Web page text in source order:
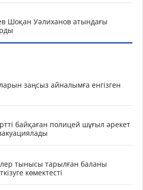
Шоқан Уәлиханов атындағы
заңсыз айналымға енгізген
байқаған полицей шұғыл әрекет
тынысы тарылған баланы
көмектесті